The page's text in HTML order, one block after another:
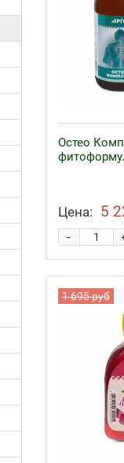
Остео
Цена: 5
-
1 695 руб